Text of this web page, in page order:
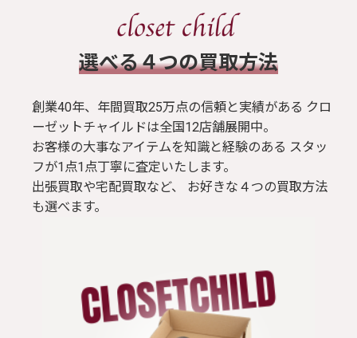
​選べる４つの買取方法
創業40年、年間買取25万点の信頼と実績がある クロ
ーゼットチャイルドは全国12店舗展開中。
お客様の大事なアイテムを知識と経験のある スタッ
フが1点1点丁寧に査定いたします。
出張買取や宅配買取など、 お好きな４つの買取方法
も選べます。